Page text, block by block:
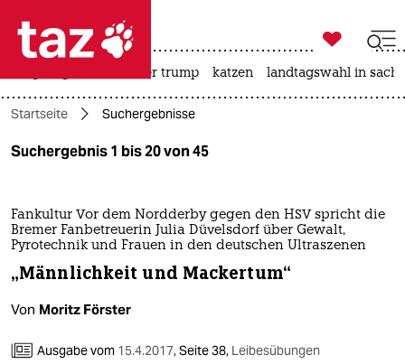
 taz zahl ich
taz zahl ich
themen
politik
öko
gesellschaft

taz zahl ich
usa unter trump katzen landtagswahl in
Startseite Suchergebnisse
Suchergebnis 1 bis 20 von 45
Fankultur Vor dem Nordderby gegen den HSV spricht die
Bremer Fanbetreuerin Julia Düvelsdorf über Gewalt,
Pyrotechnik und Frauen in den deutschen Ultraszenen
„Männlichkeit und Mackertum“
Von Moritz Förster
Ausgabe vom 15.4.2017,Seite 38, Leibesübungen